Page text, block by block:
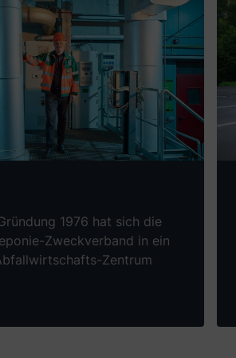
1976 hat sich die
Zweckverband in ein
Zentrum
über